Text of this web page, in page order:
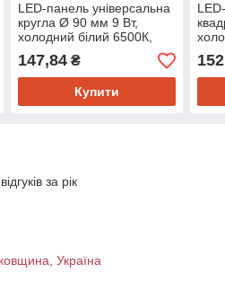
LED-панель універсальна
кругла Ø 90 мм 9 Вт,
холодний білий 6500К,
800 Лм
147,84₴
Купити
800
за рік
Україна